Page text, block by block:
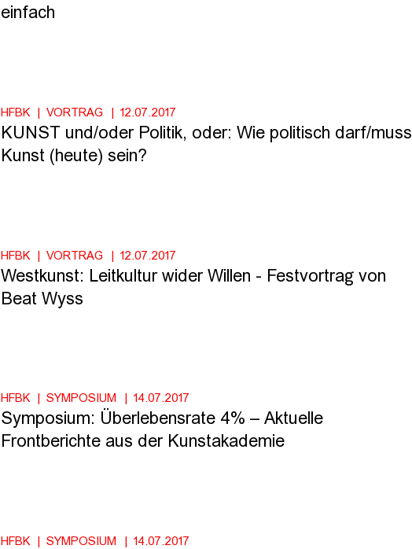
einfach
HFBK VORTRAG 12.07.2017
KUNST und/oder Politik, oder: Wie politisch darf/muss
Kunst (heute) sein?
HFBK VORTRAG 12.07.2017
Westkunst: Leitkultur wider Willen - Festvortrag von
Beat Wyss
HFBK SYMPOSIUM 14.07.2017
Symposium: Überlebensrate 4% – Aktuelle
Frontberichte aus der Kunstakademie
HFBK SYMPOSIUM 14.07.2017